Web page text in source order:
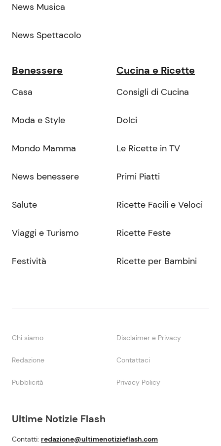
Ultime Notizie Flash
Contatti: redazione@ultimenotizieflash.com
News Musica
News Spettacolo
Benessere
Casa
Moda e Style
Mondo Mamma
News benessere
Salute
Viaggi e Turismo
Festività
Cucina e Ricette
Consigli di Cucina
Dolci
Le Ricette in TV
Primi Piatti
Ricette Facili e Veloci
Ricette Feste
Ricette per Bambini
Chi siamo Disclaimer e Privacy
Redazione Contattaci
Pubblicità Privacy Policy